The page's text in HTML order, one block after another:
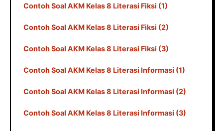
Contoh Soal AKM Kelas 8 Literasi Fiksi (1)
Contoh Soal AKM Kelas 8 Literasi Fiksi (2)
Contoh Soal AKM Kelas 8 Literasi Fiksi (3)
Contoh Soal AKM Kelas 8 Literasi Informasi (1)
Contoh Soal AKM Kelas 8 Literasi Informasi (2)
Contoh Soal AKM Kelas 8 Literasi Informasi (3)